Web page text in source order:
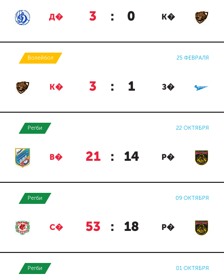
Д� 3 : 0 К�
Волейбол 25 ФЕВРАЛЯ
К� 3 : 1 З�
Регби 22 ОКТЯБРЯ
В� 21 : 14 Р�
Регби 09 ОКТЯБРЯ
С� 53 : 18 Р�
Регби 01 ОКТЯБРЯ